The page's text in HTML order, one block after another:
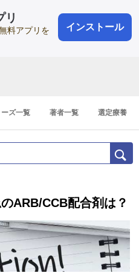
リ
料アプリを
インストール
会員登録
登録1分
ーズ一覧 著者一覧 選定療養
ARB/CCB配合剤は？